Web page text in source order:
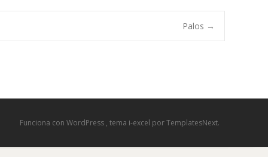
Palos →
Funciona con WordPress , tema i-excel por TemplatesNext.